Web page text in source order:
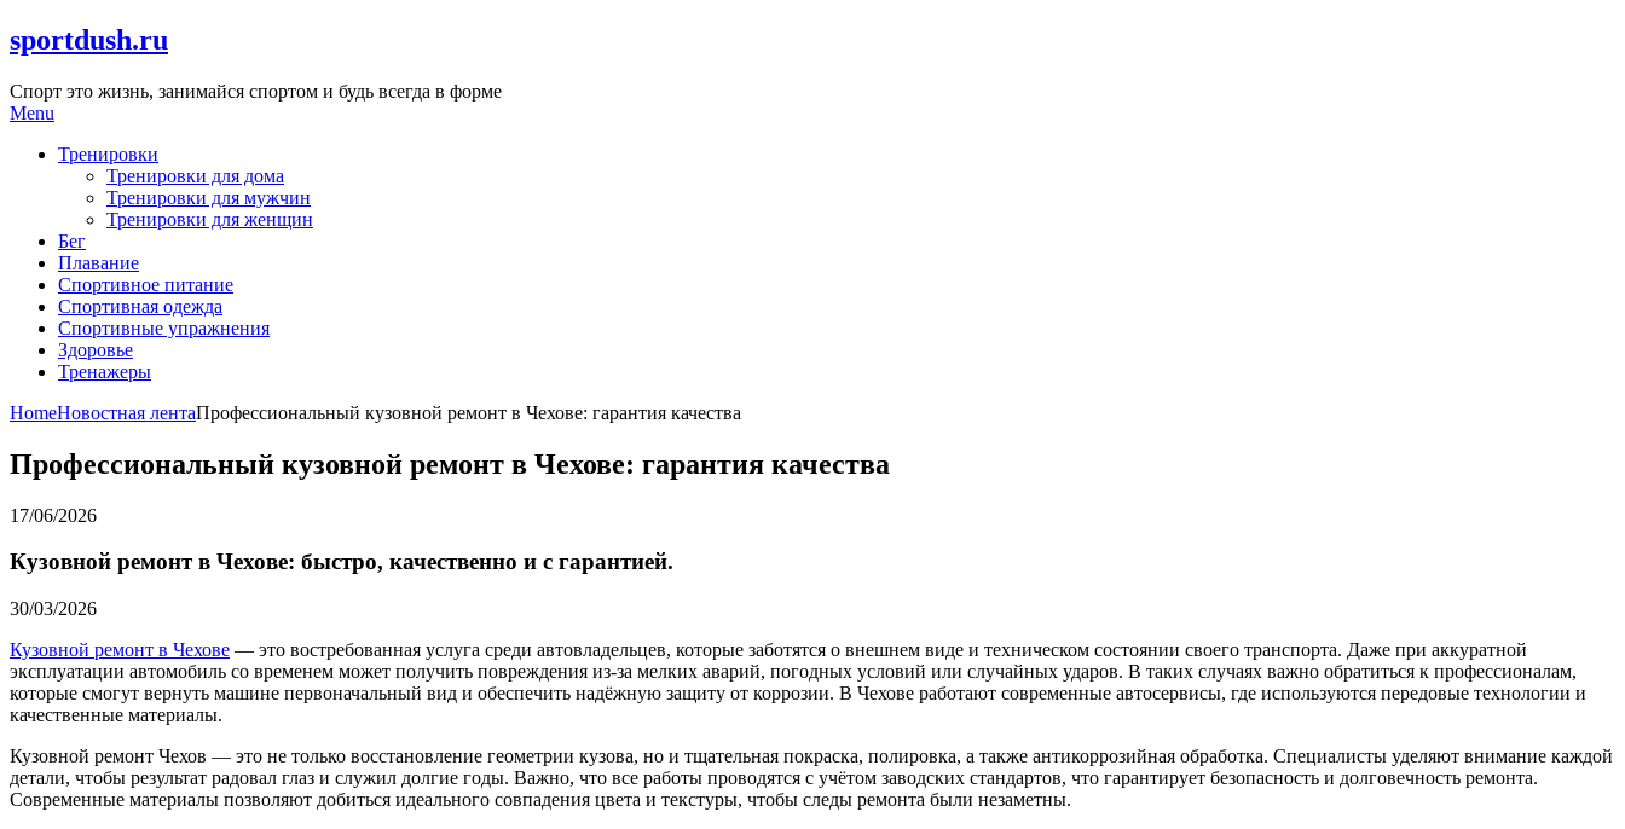
Skip
to
sportdush.ru
Спорт это жизнь, занимайся спортом и будь всегда в форме
Menu
Тренировки
Тренировки для дома
Тренировки для мужчин
Тренировки для женщин
Бег
Плавание
Спортивное питание
Спортивная одежда
Спортивные упражнения
Здоровье
Тренажеры
HomeНовостная лентаПрофессиональный кузовной ремонт в Чехове: гарантия качества
Профессиональный кузовной ремонт в Чехове: гарантия качества
17/06/2026
Кузовной ремонт в Чехове: быстро, качественно и с гарантией.
30/03/2026
Кузовной ремонт в Чехове — это востребованная услуга среди автовладельцев, которые заботятся о внешнем виде и техническом состоянии своего транспорта. Даже при аккуратной
эксплуатации автомобиль со временем может получить повреждения из-за мелких аварий, погодных условий или случайных ударов. В таких случаях важно обратиться к профессионалам,
которые смогут вернуть машине первоначальный вид и обеспечить надёжную защиту от коррозии. В Чехове работают современные автосервисы, где используются передовые технологии и
качественные материалы.
Кузовной ремонт Чехов — это не только восстановление геометрии кузова, но и тщательная покраска, полировка, а также антикоррозийная обработка. Специалисты уделяют внимание каждой
детали, чтобы результат радовал глаз и служил долгие годы. Важно, что все работы проводятся с учётом заводских стандартов, что гарантирует безопасность и долговечность ремонта.
Современные материалы позволяют добиться идеального совпадения цвета и текстуры, чтобы следы ремонта были незаметны.